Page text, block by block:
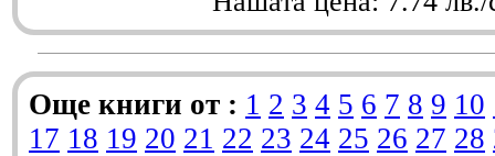
Още книги от : 1 2 3 4 5 6 7 8 9 10
17 18 19 20 21 22 23 24 25 26 27 28